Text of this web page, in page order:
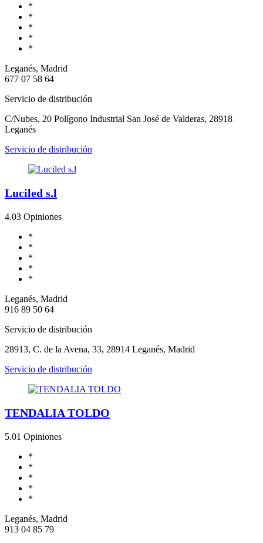
*
*
*
*
*
Leganés, Madrid
677 07 58 64
Servicio de distribución
C/Nubes, 20 Polígono Industrial San José de Valderas, 28918
Leganés
Servicio de distribución
Luciled s.l
4.03 Opiniones
*
*
*
*
*
Leganés, Madrid
916 89 50 64
Servicio de distribución
28913, C. de la Avena, 33, 28914 Leganés, Madrid
Servicio de distribución
TENDALIA TOLDO
5.01 Opiniones
*
*
*
*
*
Leganés, Madrid
913 04 85 79